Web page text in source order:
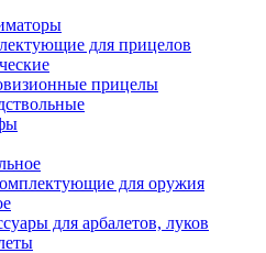
для прицелов
прицелы
для оружия
для арбалетов, луков